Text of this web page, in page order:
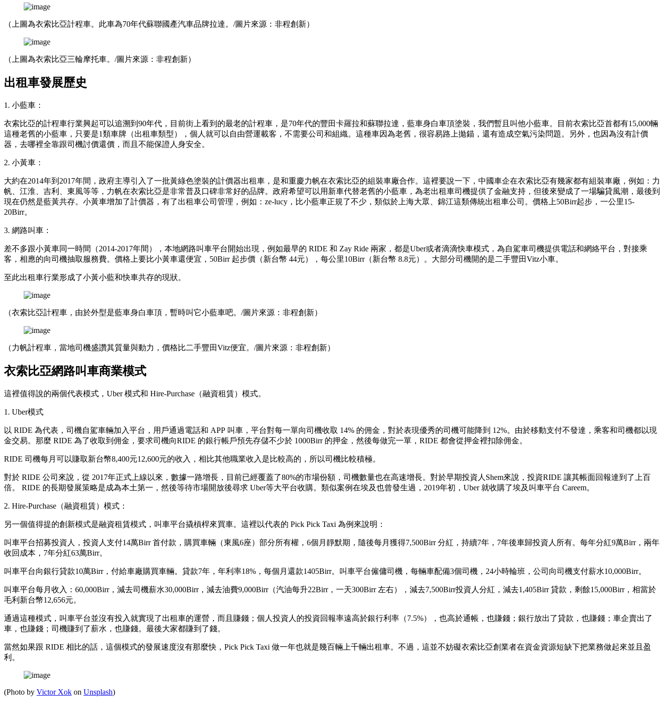
（上圖為衣索比亞計程車。此車為70年代蘇聯國產汽車品牌拉達。/圖片來源：非程創新）
（上圖為衣索比亞三輪摩托車。/圖片來源：非程創新）
出租車發展歷史
1. 小藍車：
衣索比亞的計程車行業興起可以追溯到90年代，目前街上看到的最老的計程車，是70年代的豐田卡羅拉和蘇聯拉達，藍車身白車頂塗裝，我們暫且叫他小藍車。目前衣索比亞首都有15,000輛
這種老舊的小藍車，只要是1類車牌（出租車類型），個人就可以自由營運載客，不需要公司和組織。這種車因為老舊，很容易路上拋錨，還有造成空氣污染問題。另外，也因為沒有計價
器，去哪裡全靠跟司機討價還價，而且不能保證人身安全。
2. 小黃車：
大約在2014年到2017年間，政府主導引入了一批黃綠色塗裝的計價器出租車，是和重慶力帆在衣索比亞的組裝車廠合作。這裡要說一下，中國車企在衣索比亞有幾家都有組裝車廠，例如：力
帆、江淮、吉利、東風等等，力帆在衣索比亞是非常普及口碑非常好的品牌。政府希望可以用新車代替老舊的小藍車，為老出租車司機提供了金融支持，但後來變成了一場騙貸風潮，最後到
現在仍然是藍黃共存。小黃車增加了計價器，有了出租車公司管理，例如：ze-lucy，比小藍車正規了不少，類似於上海大眾、錦江這類傳統出租車公司。價格上50Birr起步，一公里15-
20Birr。
3. 網路叫車：
差不多跟小黃車同一時間（2014-2017年間），本地網路叫車平台開始出現，例如最早的 RIDE 和 Zay Ride 兩家，都是Uber或者滴滴快車模式，為自駕車司機提供電話和網絡平台，對接乘
客，相應的向司機抽取服務費。價格上要比小黃車還便宜，50Birr 起步價（新台幣 44元），每公里10Birr（新台幣 8.8元）。大部分司機開的是二手豐田Vitz小車。
至此出租車行業形成了小黃小藍和快車共存的現狀。
（衣索比亞計程車，由於外型是藍車身白車頂，暫時叫它小藍車吧。/圖片來源：非程創新）
（力帆計程車，當地司機盛讚其質量與動力，價格比二手豐田Vitz便宜。/圖片來源：非程創新）
衣索比亞網路叫車商業模式
這裡值得說的兩個代表模式，Uber 模式和 Hire-Purchase（融資租賃）模式。
1. Uber模式
以 RIDE 為代表，司機自駕車輛加入平台，用戶通過電話和 APP 叫車，平台對每一單向司機收取 14% 的佣金，對於表現優秀的司機可能降到 12%。由於移動支付不發達，乘客和司機都以現
金交易。那麼 RIDE 為了收取到佣金，要求司機向RIDE 的銀行帳戶預先存儲不少於 1000Birr 的押金，然後每做完一單，RIDE 都會從押金裡扣除佣金。
RIDE 司機每月可以賺取新台幣8,400元12,600元的收入，相比其他職業收入是比較高的，所以司機比較積極。
對於 RIDE 公司來說，從 2017年正式上線以來，數據一路增長，目前已經覆蓋了80%的市場份額，司機數量也在高速增長。對於早期投資人Shem來說，投資RIDE 讓其帳面回報達到了上百
倍。 RIDE 的長期發展策略是成為本土第一，然後等待市場開放後尋求 Uber等大平台收購。類似案例在埃及也曾發生過，2019年初，Uber 就收購了埃及叫車平台 Careem。
2. Hire-Purchase（融資租賃）模式：
另一個值得提的創新模式是融資租賃模式，叫車平台撬槓桿來買車。這裡以代表的 Pick Pick Taxi 為例來說明：
叫車平台招募投資人，投資人支付14萬Birr 首付款，購買車輛（東風6座）部分所有權，6個月靜默期，隨後每月獲得7,500Birr 分紅，持續7年，7年後車歸投資人所有。每年分紅9萬Birr，兩年
收回成本，7年分紅63萬Birr。
叫車平台向銀行貸款10萬Birr，付給車廠購買車輛。貸款7年，年利率18%，每個月還款1405Birr。叫車平台僱傭司機，每輛車配備3個司機，24小時輪班，公司向司機支付薪水10,000Birr。
叫車平台每月收入：60,000Birr，減去司機薪水30,000Birr，減去油費9,000Birr（汽油每升22Birr，一天300Birr 左右），減去7,500Birr投資人分紅，減去1,405Birr 貸款，剩餘15,000Birr，相當於
毛利新台幣12,656元。
通過這種模式，叫車平台並沒有投入就實現了出租車的運營，而且賺錢；個人投資人的投資回報率遠高於銀行利率（7.5%），也高於通帳，也賺錢；銀行放出了貸款，也賺錢；車企賣出了
車，也賺錢；司機賺到了薪水，也賺錢。最後大家都賺到了錢。
當然如果跟 RIDE 相比的話，這個模式的發展速度沒有那麼快，Pick Pick Taxi 做一年也就是幾百輛上千輛出租車。不過，這並不妨礙衣索比亞創業者在資金資源短缺下把業務做起來並且盈
利。
(Photo by Victor Xok on Unsplash)